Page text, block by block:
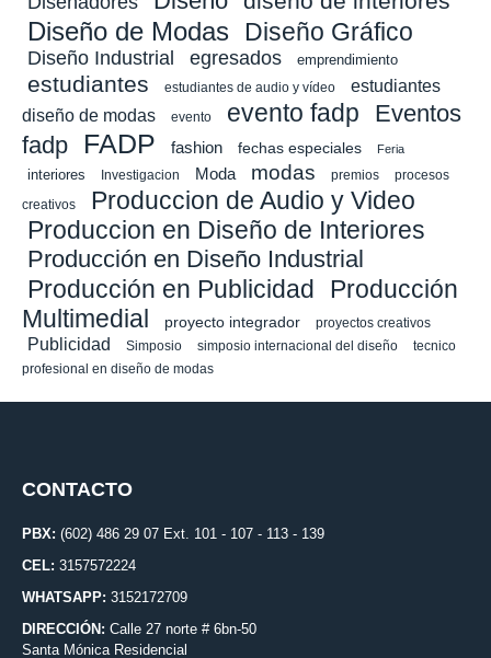
Diseño de Modas Diseño Gráfico
Diseño Industrial egresados emprendimiento
estudiantes estudiantes de audio y vídeo
estudiantes
diseño de modas
evento evento fadp
Eventos
fadp
FADP fashion fechas especiales Feria
interiores Investigacion Moda modas premios procesos
creativos Produccion de Audio y Video
Produccion en Diseño de Interiores
Producción en Diseño Industrial
Producción en Publicidad
Producción
Multimedial
proyecto integrador proyectos creativos
Publicidad Simposio simposio internacional del diseño
tecnico
profesional en diseño de modas
CONTACTO
PBX: (602) 486 29 07 Ext. 101 - 107 - 113 - 139
CEL: 3157572224
WHATSAPP: 3152172709
DIRECCIÓN: Calle 27 norte # 6bn-50
Santa Mónica Residencial